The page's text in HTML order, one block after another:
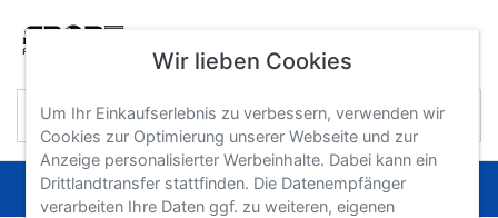
NAVIGATION
Wir lieben Cookies
Um Ihr Einkaufserlebnis zu verbessern, verwenden wir
Cookies zur Optimierung unserer Webseite und zur
Anzeige personalisierter Werbeinhalte. Dabei kann ein
Drittlandtransfer stattfinden. Die Datenempfänger
verarbeiten Ihre Daten ggf. zu weiteren, eigenen